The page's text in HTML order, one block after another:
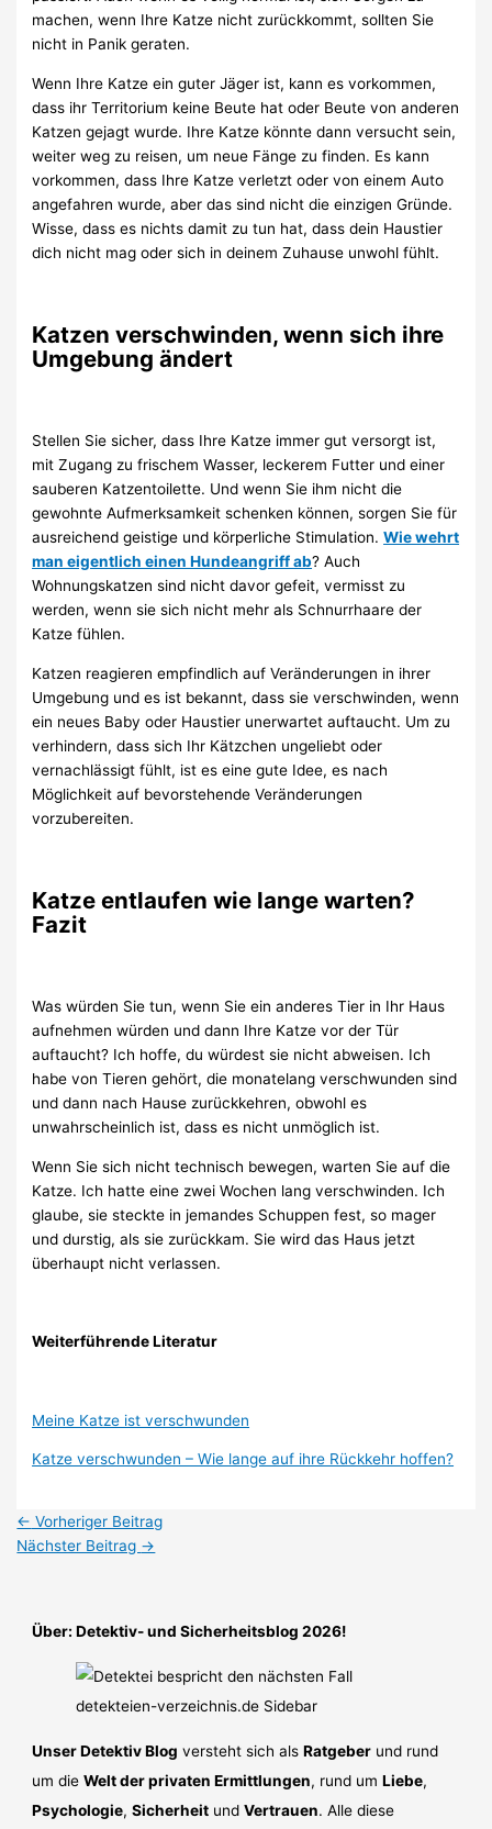
machen, wenn Ihre Katze nicht zurückkommt, sollten Sie
nicht in Panik geraten.
Wenn Ihre Katze ein guter Jäger ist, kann es vorkommen,
dass ihr Territorium keine Beute hat oder Beute von anderen
Katzen gejagt wurde. Ihre Katze könnte dann versucht sein,
weiter weg zu reisen, um neue Fänge zu finden. Es kann
vorkommen, dass Ihre Katze verletzt oder von einem Auto
angefahren wurde, aber das sind nicht die einzigen Gründe.
Wisse, dass es nichts damit zu tun hat, dass dein Haustier
dich nicht mag oder sich in deinem Zuhause unwohl fühlt.
Katzen verschwinden, wenn sich ihre
Umgebung ändert
Stellen Sie sicher, dass Ihre Katze immer gut versorgt ist,
mit Zugang zu frischem Wasser, leckerem Futter und einer
sauberen Katzentoilette. Und wenn Sie ihm nicht die
gewohnte Aufmerksamkeit schenken können, sorgen Sie für
ausreichend geistige und körperliche Stimulation.Wie wehrt
man eigentlich einen Hundeangriff ab? Auch
Wohnungskatzen sind nicht davor gefeit, vermisst zu
werden, wenn sie sich nicht mehr als Schnurrhaare der
Katze fühlen.
Katzen reagieren empfindlich auf Veränderungen in ihrer
Umgebung und es ist bekannt, dass sie verschwinden, wenn
ein neues Baby oder Haustier unerwartet auftaucht. Um zu
verhindern, dass sich Ihr Kätzchen ungeliebt oder
vernachlässigt fühlt, ist es eine gute Idee, es nach
Möglichkeit auf bevorstehende Veränderungen
vorzubereiten.
Katze entlaufen wie lange warten?
Fazit
Was würden Sie tun, wenn Sie ein anderes Tier in Ihr Haus
aufnehmen würden und dann Ihre Katze vor der Tür
auftaucht? Ich hoffe, du würdest sie nicht abweisen. Ich
habe von Tieren gehört, die monatelang verschwunden sind
und dann nach Hause zurückkehren, obwohl es
unwahrscheinlich ist, dass es nicht unmöglich ist.
Wenn Sie sich nicht technisch bewegen, warten Sie auf die
Katze. Ich hatte eine zwei Wochen lang verschwinden. Ich
glaube, sie steckte in jemandes Schuppen fest, so mager
und durstig, als sie zurückkam. Sie wird das Haus jetzt
überhaupt nicht verlassen.
Weiterführende Literatur
Meine Katze ist verschwunden
Katze verschwunden – Wie lange auf ihre Rückkehr hoffen?
← Vorheriger Beitrag
Nächster Beitrag →
Über: Detektiv- und Sicherheitsblog 2026!
Unser Detektiv Blog versteht sich alsRatgeber und rund
um dieWelt der privaten Ermittlungen, rund umLiebe,
Psychologie,Sicherheit undVertrauen. Alle diese